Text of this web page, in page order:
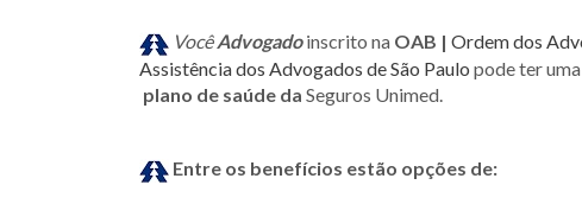
VocêAdvogadoinscrito na OAB | Ordem dos
Assistência dos Advogados de São Paulo pode ter
plano de saúde da Seguros Unimed.
Entre os benefícios estão opções de: